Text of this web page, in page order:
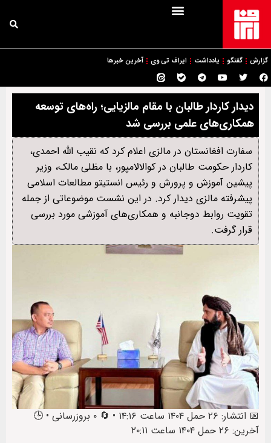
گزارش گفتگو یادداشت ایراف تی وی آخرین خبرها
دیدار کاردار طالبان با مقام مالزیایی؛ راه‌های توسعه
همکاری‌های علمی بررسی شد
سفارت افغانستان در مالزی اعلام کرد که نقیب الله احمدی،
کاردار حکومت طالبان در کوالالامپور، با مظلی مالک، وزیر
پیشین آموزش و پرورش و رئیس انستیتو مطالعات اسلامی
پیشرفته مالزی دیدار کرد. در این نشست موضوعاتی از جمله
تقویت روابط دوجانبه و همکاری‌های آموزشی مورد بررسی
قرار گرفت.
📅 انتشار: ۲۶ حمل ۱۴۰۴ ساعت ۱۴:۱۶ • 🔄 ۰ بروزرسانی • 🕒
آخرین: ۲۶ حمل ۱۴۰۴ ساعت ۲۰:۱۱